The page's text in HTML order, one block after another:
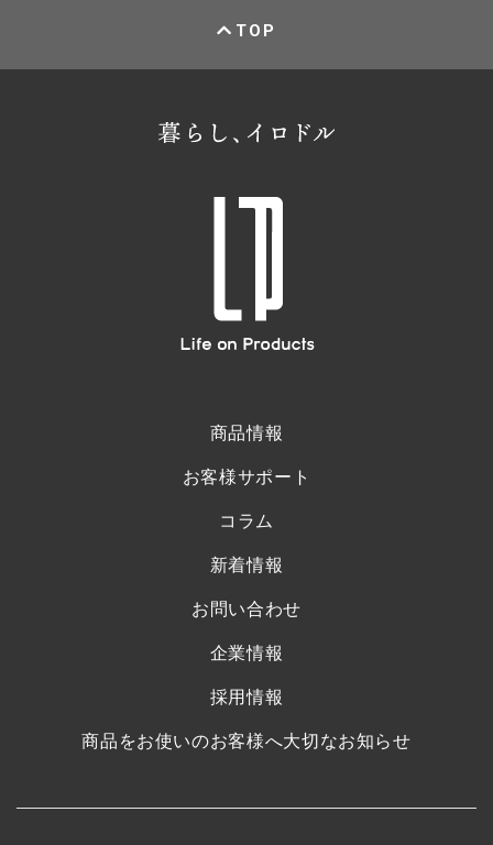
TOP
商品情報
お客様サポート
コラム
新着情報
お問い合わせ
企業情報
採用情報
商品をお使いのお客様へ大切なお知らせ